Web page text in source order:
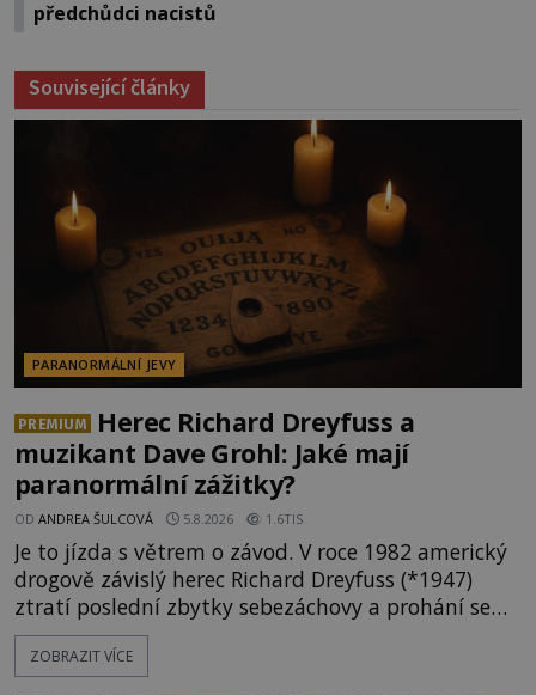
předchůdci nacistů
Související články
PARANORMÁLNÍ JEVY
PREMIUM
Herec Richard Dreyfuss a
muzikant Dave Grohl: Jaké mají
paranormální zážitky?
OD ANDREA ŠULCOVÁ 5.8.2026 1.6TIS
Je to jízda s větrem o závod. V roce 1982 americký
drogově závislý herec Richard Dreyfuss (*1947)
ztratí poslední zbytky sebezáchovy a prohání se
po silnicích ve svém mercedesu jako utržený ze
řetězu. Vše vyvrcholí katastrofou, když to Dreyfuss
ZOBRAZIT VÍCE